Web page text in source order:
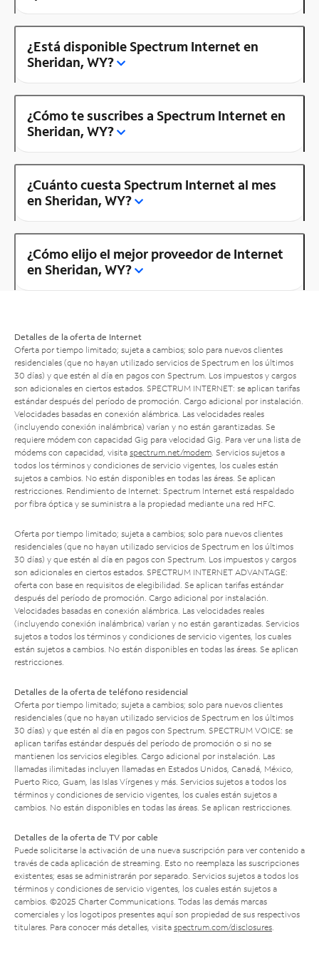
¿Está disponible Spectrum Internet en
Sheridan, WY?
¿Cómo te suscribes a Spectrum Internet en
Sheridan, WY?
¿Cuánto cuesta Spectrum Internet al mes
en Sheridan, WY?
¿Cómo elijo el mejor proveedor de Internet
en Sheridan, WY?
Detalles de la oferta de Internet
Oferta por tiempo limitado; sujeta a cambios; solo para nuevos clientes
residenciales (que no hayan utilizado servicios de Spectrum en los últimos
30 días) y que estén al día en pagos con Spectrum. Los impuestos y cargos
son adicionales en ciertos estados. SPECTRUM INTERNET: se aplican tarifas
estándar después del período de promoción. Cargo adicional por instalación.
Velocidades basadas en conexión alámbrica. Las velocidades reales
(incluyendo conexión inalámbrica) varían y no están garantizadas. Se
requiere módem con capacidad Gig para velocidad Gig. Para ver una lista de
módems con capacidad, visita spectrum.net/modem . Servicios sujetos a
todos los términos y condiciones de servicio vigentes, los cuales están
sujetos a cambios. No están disponibles en todas las áreas. Se aplican
restricciones. Rendimiento de Internet: Spectrum Internet está respaldado
por fibra óptica y se suministra a la propiedad mediante una red HFC.
Oferta por tiempo limitado; sujeta a cambios; solo para nuevos clientes
residenciales (que no hayan utilizado servicios de Spectrum en los últimos
30 días) y que estén al día en pagos con Spectrum. Los impuestos y cargos
son adicionales en ciertos estados. SPECTRUM INTERNET ADVANTAGE:
oferta con base en requisitos de elegibilidad. Se aplican tarifas estándar
después del período de promoción. Cargo adicional por instalación.
Velocidades basadas en conexión alámbrica. Las velocidades reales
(incluyendo conexión inalámbrica) varían y no están garantizadas. Servicios
sujetos a todos los términos y condiciones de servicio vigentes, los cuales
están sujetos a cambios. No están disponibles en todas las áreas. Se aplican
restricciones.
Detalles de la oferta de teléfono residencial
Oferta por tiempo limitado; sujeta a cambios; solo para nuevos clientes
residenciales (que no hayan utilizado servicios de Spectrum en los últimos
30 días) y que estén al día en pagos con Spectrum. SPECTRUM VOICE: se
aplican tarifas estándar después del período de promoción o si no se
mantienen los servicios elegibles. Cargo adicional por instalación. Las
llamadas ilimitadas incluyen llamadas en Estados Unidos, Canadá, México,
Puerto Rico, Guam, las Islas Vírgenes y más. Servicios sujetos a todos los
términos y condiciones de servicio vigentes, los cuales están sujetos a
cambios. No están disponibles en todas las áreas. Se aplican restricciones.
Detalles de la oferta de TV por cable
Puede solicitarse la activación de una nueva suscripción para ver contenido a
través de cada aplicación de streaming. Esto no reemplaza las suscripciones
existentes; esas se administrarán por separado. Servicios sujetos a todos los
términos y condiciones de servicio vigentes, los cuales están sujetos a
cambios. ©2025 Charter Communications. Todas las demás marcas
comerciales y los logotipos presentes aquí son propiedad de sus respectivos
titulares. Para conocer más detalles, visita spectrum.com/disclosures